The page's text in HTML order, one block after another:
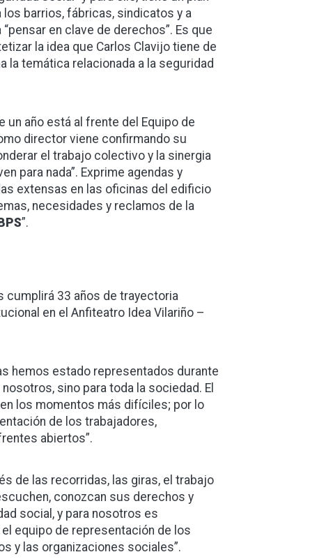
barrios, fábricas, sindicatos y a
en clave de derechos”. Es que
la idea que Carlos Clavijo tiene de
la temática relacionada a la seguridad
un año está al frente del Equipo de
director viene confirmando su
el trabajo colectivo y la sinergia
para nada”. Exprime agendas y
extensas en las oficinas del edificio
necesidades y reclamos de la
”.
cumplirá 33 años de trayectoria
en el Anfiteatro Idea Vilariño –
hemos estado representados durante
sino para toda la sociedad. El
los momentos más difíciles; por lo
de los trabajadores,
abiertos”.
de las recorridas, las giras, el trabajo
conozcan sus derechos y
social, y para nosotros es
equipo de representación de los
y las organizaciones sociales”.